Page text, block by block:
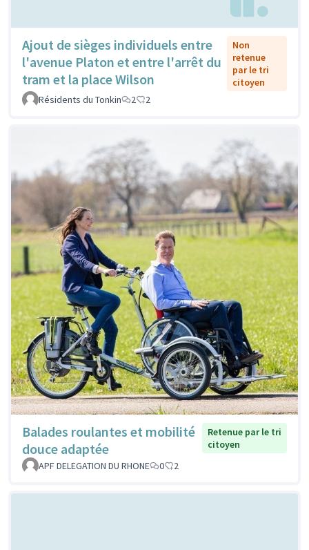
Ajout de sièges individuels entre
l'avenue Platon et entre l'arrêt du
tram et la place Wilson
Non
retenue
par le tri
citoyen
Résidents du Tonkin
2 2
Balades roulantes et mobilité
douce adaptée
Retenue par le tri
citoyen
APF DELEGATION DU RHONE
0 2